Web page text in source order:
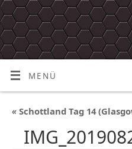
MENÜ
« Schottland Tag 14